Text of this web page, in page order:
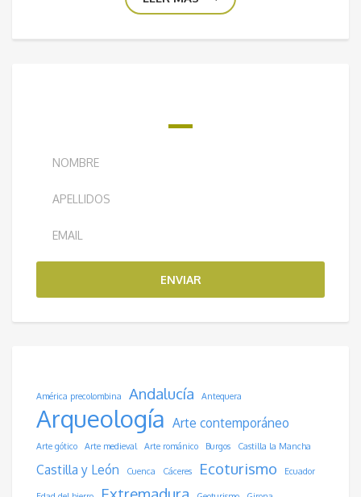
ENVIAR
América precolombina Andalucía Antequera
Arqueología Arte contemporáneo
Arte gótico Arte medieval Arte románico Burgos Castilla la Mancha
Castilla y León Cuenca Cáceres Ecoturismo Ecuador
Extremadura